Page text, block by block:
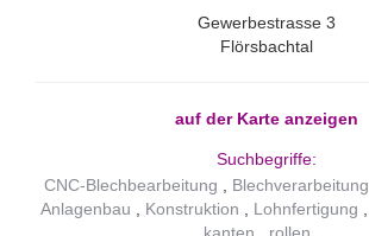
Gewerbestrasse 3
Flörsbachtal
auf der Karte anzeigen
Suchbegriffe:
CNC-Blechbearbeitung
Blechverarbeitung
Anlagenbau
Konstruktion Lohnfertigung
kanten
rollen